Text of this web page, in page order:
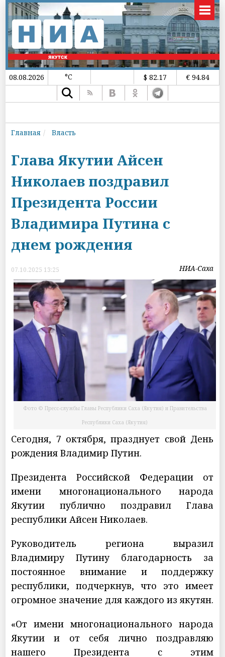
08.08.2026 °C $ 82.17 € 94.84
Главная Власть
Глава Якутии Айсен
Николаев поздравил
Президента России
Владимира Путина с
днем рождения
07.10.2025 13:25 НИА-Саха
Фото © Пресс-службы Главы Республики Саха (Якутия) и Правительства
Республики Саха (Якутия)
Сегодня, 7 октября, празднует свой День
рождения Владимир Путин.
Президента Российской Федерации от
имени многонационального народа
Якутии публично поздравил Глава
республики Айсен Николаев.
Руководитель региона выразил
Владимиру Путину благодарность за
постоянное внимание и поддержку
республики, подчеркнув, что это имеет
огромное значение для каждого из якутян.
«От имени многонационального народа
Якутии и от себя лично поздравляю
нашего Президента с этим